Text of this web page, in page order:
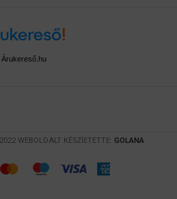
Árukereső.hu
2022 WEBOLDALT KÉSZÍETETTE: GOLANA